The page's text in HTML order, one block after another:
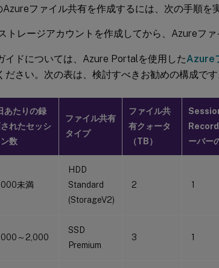
ファイル共有を作成するには、次の手順を
トレージアカウントを作成してから、Azureファ
イドについては、Azure Portalを使用したAzure
ださい。次の表は、検討すべきお勧めの構成です
あたりの録
れたセッシ
ン数
ファイル共有
タイプ
ファイル共
有クォータ
（TB）
ーバー
未満
HDD
Standard
(StorageV2)
2 1
～2,000
SSD
Premium
3 1